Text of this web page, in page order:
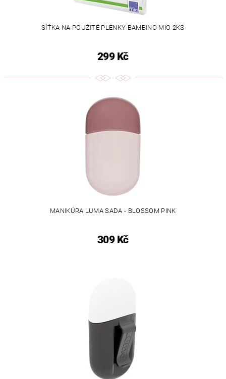
SÍŤKA NA POUŽITÉ PLENKY BAMBINO MIO 2KS
299 Kč
MANIKÚRA LUMA SADA - BLOSSOM PINK
309 Kč